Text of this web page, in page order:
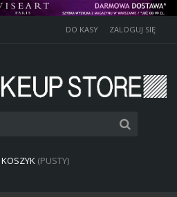
DO KASY ZALOGUJ SIĘ
KOSZYK (PUSTY)